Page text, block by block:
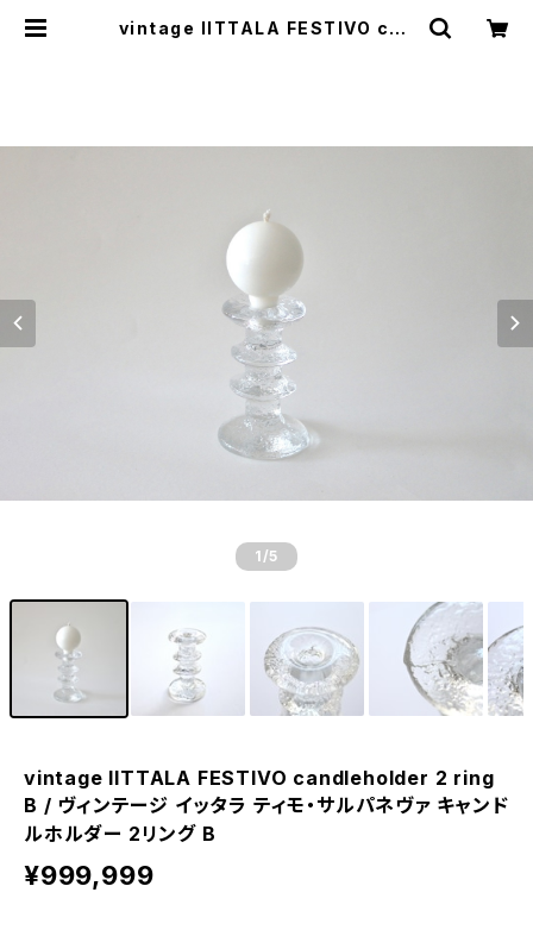
vintage IITTALA FESTIVO can
1 /5
vintage IITTALA FESTIVO candleholder 2 ring
B / ヴィンテージ イッタラ ティモ・サルパネヴァ キャンド
ルホルダー 2リング B
¥999,999